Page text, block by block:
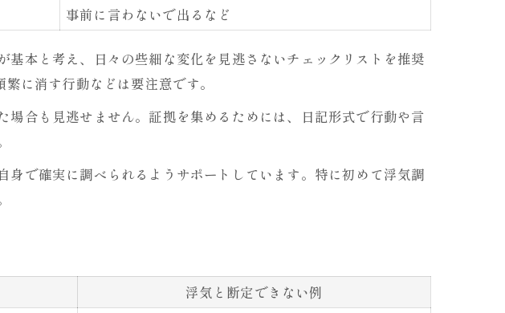
査サポート力
を支援
感とは
事前に言わないで出るなど
本と考え、日々の些細な変化を見逃さないチェックリストを推奨
に消す行動などは要注意です。
合も見逃せません。証拠を集めるためには、日記形式で行動や言
で確実に調べられるようサポートしています。特に初めて浮気調
浮気と断定できない例